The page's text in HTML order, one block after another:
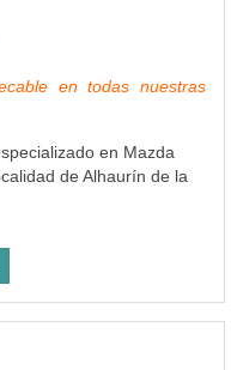
en todas nuestras
en Mazda
de Alhaurín de la